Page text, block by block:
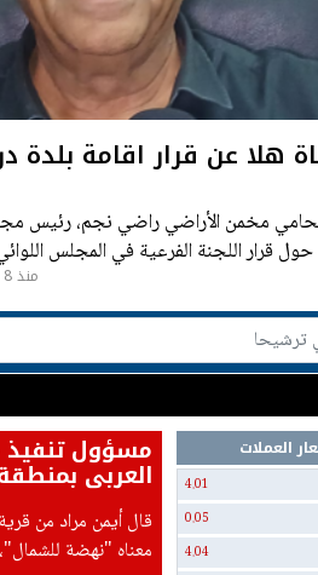
هلا عن قرار اقامة بلدة
مخمن الأراضي راضي نجم، رئيس
قرار اللجنة الفرعية في المجلس
منذ 8 ساعات
العملات
4.01
0.05
4.04
مسؤول تنفيذ
العربي
لتعزيز
قال أيمن مراد من
معناه "نهضة